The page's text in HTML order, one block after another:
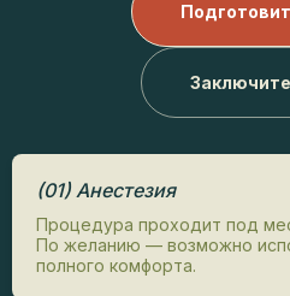
(01) Анестезия
Процедура проходит под
По желанию — возможно
полного комфорта.